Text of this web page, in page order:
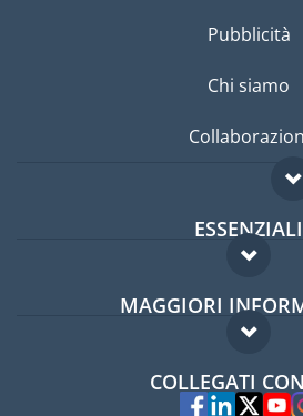
Pubblicità
Chi siamo
ESSENZIALI
Forum per
Guida per
MAGGIORI
Domande
Esperti
COLLEGATI